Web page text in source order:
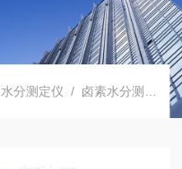
水分测定仪 / 卤素水分测定仪 /